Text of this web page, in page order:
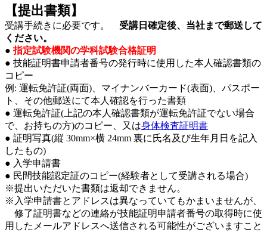
【提出書類】
受講手続きに必要です。 受講日確定後、当社まで郵送して
ください。
●指定試験機関の学科試験合格証明
● 技能証明書申請者番号の発行時に使用した本人確認書類の
コピー
例: 運転免許証(両面)、マイナンバーカード(表面)、パスポー
ト、その他郵送にて本人確認を行った書類
● 運転免許証(上記の本人確認書類が運転免許証でない場合
で、お持ちの方)のコピー、又は身体検査証明書
● 証明写真(縦 30mm×横 24mm 裏に氏名及び生年月日を記入
したもの)
● 入学申請書
● 民間技能認定証のコピー(経験者として受講される場合)
※提出いただいた書類は返却できません。
※入学申請書とアドレスは異なっていてもかまいませんが、
修了証明書などの連絡が技能証明申請者番号の取得時に使
用したメールアドレスへ送信される可能性がございますこと